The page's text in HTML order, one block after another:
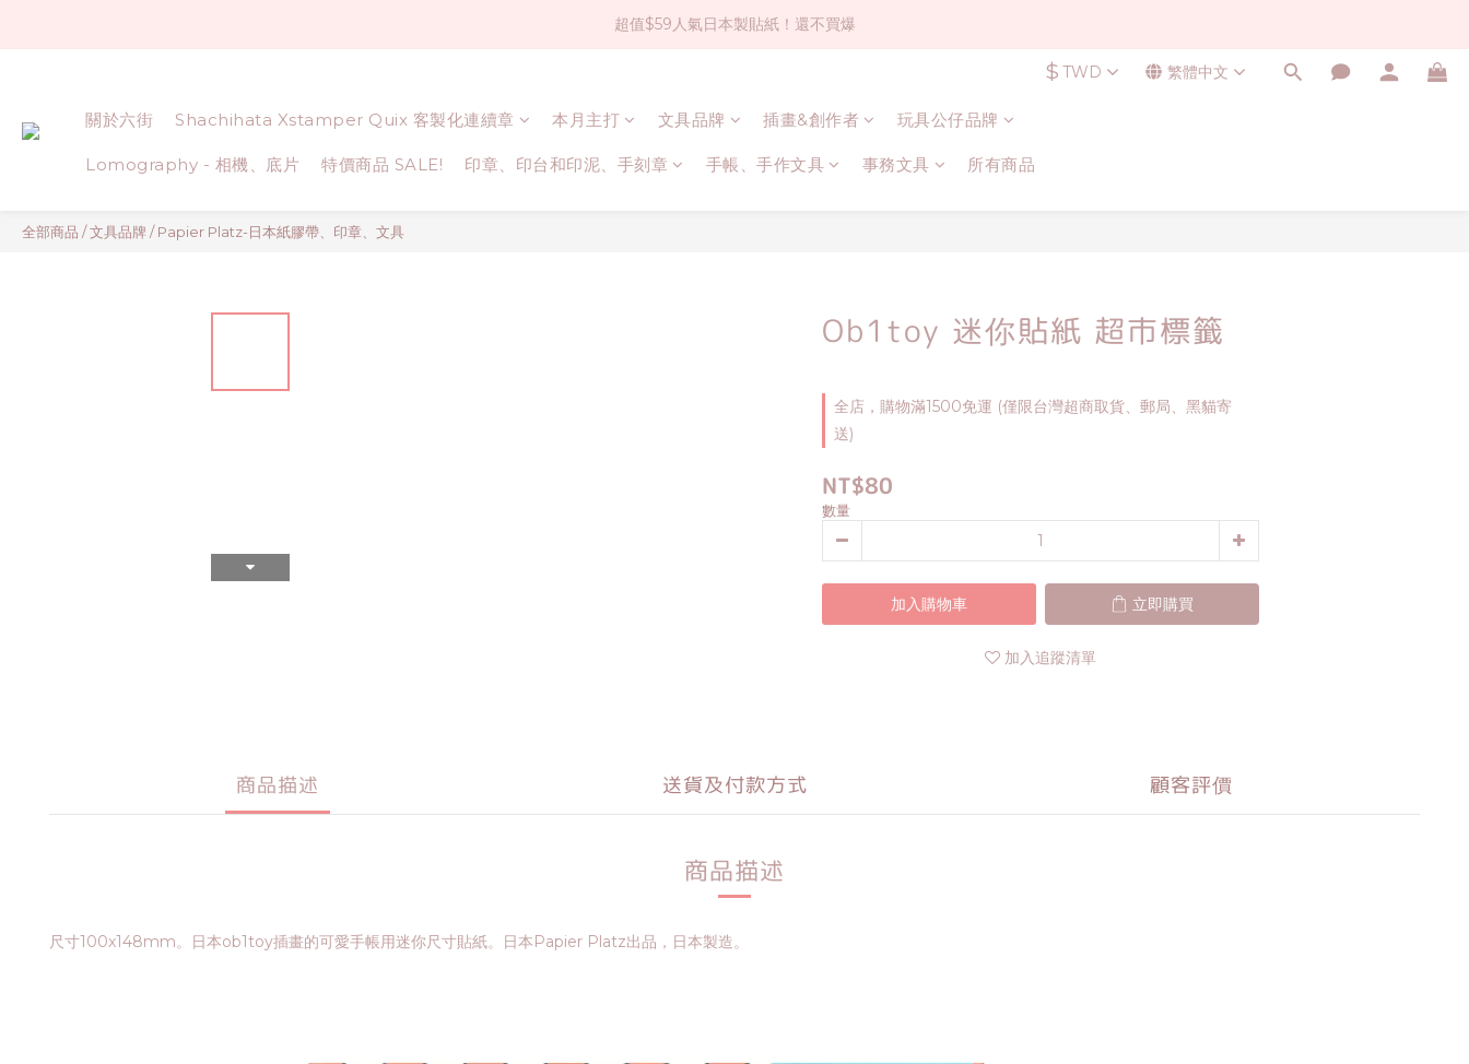
社群大人氣！各種有趣的打洞器
超值$59人氣日本製貼紙！還不買爆
社群大人氣！各種有趣的打洞器
$ TWD 繁體中文
關於六街 Shachihata Xstamper Quix 客製化連續章 本月主打 文具品牌 插畫&創作者 玩具公仔品牌
Lomography - 相機、底片 特價商品 SALE! 印章、印台和印泥、手刻章 手帳、手作文具 事務文具 所有商品
全部商品 /文具品牌 /Papier Platz-日本紙膠帶、印章、文具
Ob1toy 迷你貼紙 超市標籤
全店，購物滿1500免運 (僅限台灣超商取貨、郵局、黑貓寄
送)
NT$80
數量
加入購物車 立即購買
加入追蹤清單
商品描述 送貨及付款方式 顧客評價
商品描述
尺寸100x148mm。日本ob1toy插畫的可愛手帳用迷你尺寸貼紙。日本Papier Platz出品，日本製造。